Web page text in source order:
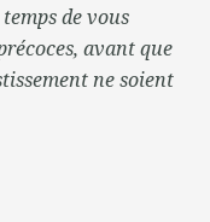
de vous
avant que
ne soient